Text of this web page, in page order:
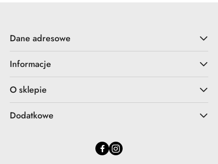
Dane adresowe
Informacje
O sklepie
Dodatkowe